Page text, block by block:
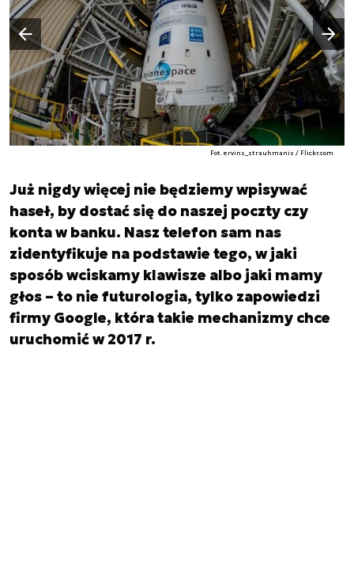
Fot. ervins_strauhmanis / Flickr.com
Poprzedni slajd
Następny slajd
Już nigdy więcej nie będziemy wpisywać
haseł, by dostać się do naszej poczty czy
konta w banku. Nasz telefon sam nas
zidentyfikuje na podstawie tego, w jaki
sposób wciskamy klawisze albo jaki mamy
głos – to nie futurologia, tylko zapowiedzi
firmy Google, która takie mechanizmy chce
uruchomić w 2017 r.